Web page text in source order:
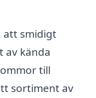
att smidigt
av kända
till
sortiment av